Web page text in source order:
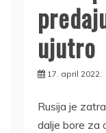
ujutro
17. april 2022.
Rusija je
dalje bore za